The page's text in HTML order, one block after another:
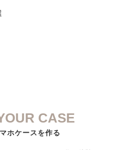
CASE
ホケースを作る